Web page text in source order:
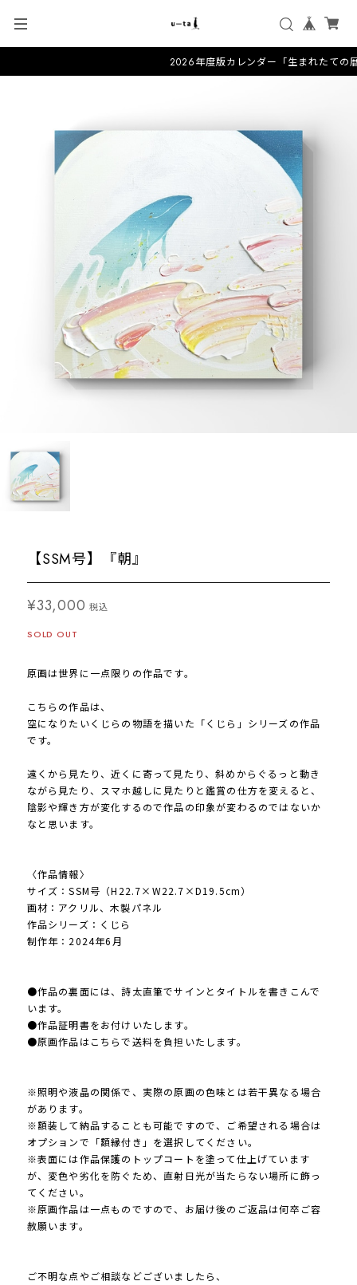
2026年度版カレンダー「生まれたての暦
【SSM号】『朝』
¥33,000 税込
SOLD OUT
原画は世界に一点限りの作品です。
こちらの作品は、
空になりたいくじらの物語を描いた「くじら」シリーズの作品
です。
遠くから見たり、近くに寄って見たり、斜めからぐるっと動き
ながら見たり、スマホ越しに見たりと鑑賞の仕方を変えると、
陰影や輝き方が変化するので作品の印象が変わるのではないか
なと思います。
〈作品情報〉
サイズ：SSM号（H22.7×W22.7×D19.5cm）
画材：アクリル、木製パネル
作品シリーズ：くじら
制作年：2024年6月
●作品の裏面には、詩太直筆でサインとタイトルを書きこんで
います。
●作品証明書をお付けいたします。
●原画作品はこちらで送料を負担いたします。
※照明や液晶の関係で、実際の原画の色味とは若干異なる場合
があります。
※額装して納品することも可能ですので、ご希望される場合は
オプションで「額縁付き」を選択してください。
※表面には作品保護のトップコートを塗って仕上げています
が、変色や劣化を防ぐため、直射日光が当たらない場所に飾っ
てください。
※原画作品は一点ものですので、お届け後のご返品は何卒ご容
赦願います。
ご不明な点やご相談などございましたら、